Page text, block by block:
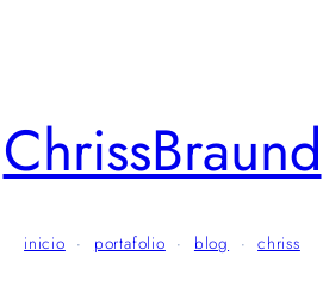
ChrissBraund
inicio · portafolio · blog ·chriss